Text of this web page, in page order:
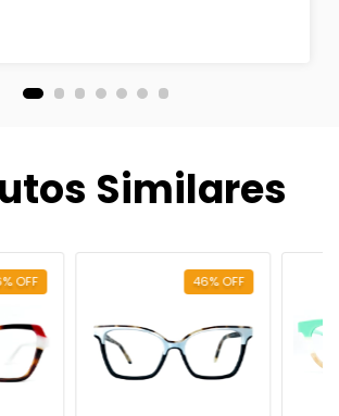
Similares
%OFF 46%OFF